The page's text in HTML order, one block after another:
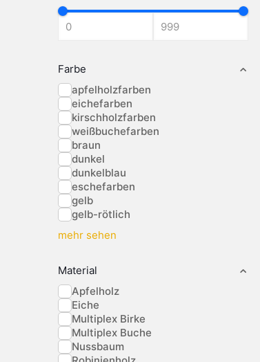
Farbe
apfelholzfarben
eichefarben
kirschholzfarben
weißbuchefarben
braun
dunkel
dunkelblau
eschefarben
gelb
gelb-rötlich
mehr sehen
Material
Apfelholz
Eiche
Multiplex Birke
Multiplex Buche
Nussbaum